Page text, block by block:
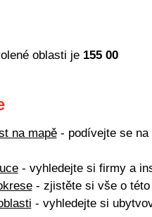
oblasti je 155 00
na mapě- podívejte se na
- vyhledejte si firmy a
- zjistěte si vše o této
- vyhledejte si